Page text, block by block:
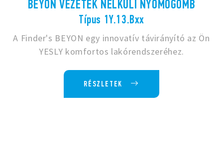
BEYON VEZETÉK NÉLKÜLI NYOMÓGOMB
Típus 1Y.13.Bxx
A Finder's BEYON egy innovatív távirányító az Ön
YESLY komfortos lakórendszeréhez.
RÉSZLETEK